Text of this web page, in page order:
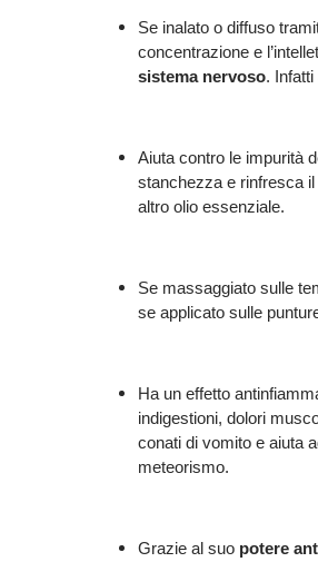
Se inalato o diffuso
concentrazione e
sistema nervoso. Infatti
Aiuta contro le impurità
stanchezza e rinfresca
altro olio essenziale.
Se massaggiato sulle
se applicato sulle
Ha un effetto
indigestioni, dolori
conati di vomito e aiuta
meteorismo.
Grazie al suo potere